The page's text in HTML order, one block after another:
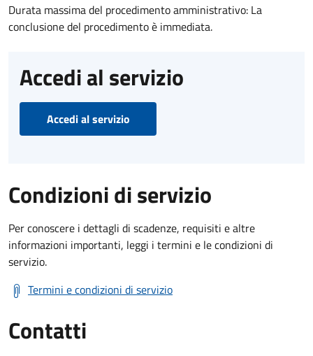
Durata massima del procedimento amministrativo: La
conclusione del procedimento è immediata.
Accedi al servizio
Accedi al servizio
Condizioni di servizio
Per conoscere i dettagli di scadenze, requisiti e altre
informazioni importanti, leggi i termini e le condizioni di
servizio.
Termini e condizioni di servizio
Contatti